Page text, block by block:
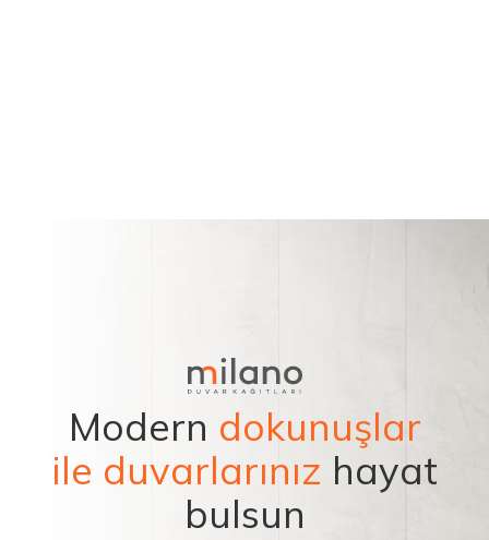
Modern dokunuşlar
ile duvarlarınız hayat
bulsun